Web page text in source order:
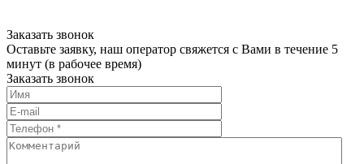
Заказать звонок
Оставьте заявку, наш оператор свяжется с Вами в течение 5
минут (в рабочее время)
Заказать звонок